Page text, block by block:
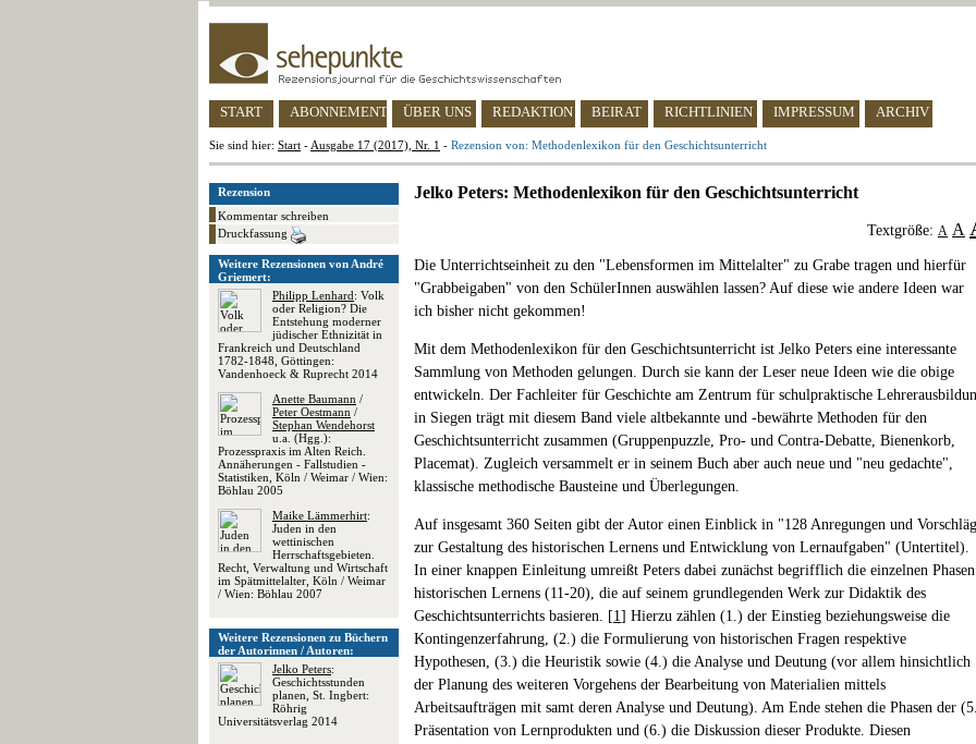
START ABONNEMENT ÜBER UNS REDAKTION BEIRAT RICHTLINIEN IMPRESSUM ARCHIV
Sie sind hier: Start - Ausgabe 17 (2017), Nr. 1 - Rezension von: Methodenlexikon für den Geschichtsunterricht
Rezension
Kommentar schreiben
Druckfassung
Weitere Rezensionen von André
Griemert:
Philipp Lenhard: Volk
oder Religion? Die
Entstehung moderner
jüdischer Ethnizität in
Frankreich und Deutschland
1782-1848, Göttingen:
Vandenhoeck & Ruprecht 2014
Anette Baumann /
Peter Oestmann /
Stephan Wendehorst
u.a. (Hgg.):
Prozesspraxis im Alten Reich.
Annäherungen - Fallstudien -
Statistiken, Köln / Weimar / Wien:
Böhlau 2005
Maike Lämmerhirt:
Juden in den
wettinischen
Herrschaftsgebieten.
Recht, Verwaltung und Wirtschaft
im Spätmittelalter, Köln / Weimar
/ Wien: Böhlau 2007
Weitere Rezensionen zu Büchern
der Autorinnen / Autoren:
Jelko Peters:
Geschichtsstunden
planen, St. Ingbert:
Röhrig
Universitätsverlag 2014
Jelko Peters: Methodenlexikon für den Geschichtsunterricht
Textgröße: A A
Die Unterrichtseinheit zu den "Lebensformen im Mittelalter" zu Grabe tragen und hierfür
"Grabbeigaben" von den SchülerInnen auswählen lassen? Auf diese wie andere Ideen war
ich bisher nicht gekommen!
Mit dem Methodenlexikon für den Geschichtsunterricht ist Jelko Peters eine interessante
Sammlung von Methoden gelungen. Durch sie kann der Leser neue Ideen wie die obige
entwickeln. Der Fachleiter für Geschichte am Zentrum für schulpraktische
in Siegen trägt mit diesem Band viele altbekannte und -bewährte Methoden für den
Geschichtsunterricht zusammen (Gruppenpuzzle, Pro- und Contra-Debatte, Bienenkorb,
Placemat). Zugleich versammelt er in seinem Buch aber auch neue und "neu gedachte",
klassische methodische Bausteine und Überlegungen.
Auf insgesamt 360 Seiten gibt der Autor einen Einblick in "128 Anregungen und
zur Gestaltung des historischen Lernens und Entwicklung von Lernaufgaben" (Untertitel).
In einer knappen Einleitung umreißt Peters dabei zunächst begrifflich die einzelnen Phasen
historischen Lernens (11-20), die auf seinem grundlegenden Werk zur Didaktik des
Geschichtsunterrichts basieren. [1] Hierzu zählen (1.) der Einstieg beziehungsweise die
Kontingenzerfahrung, (2.) die Formulierung von historischen Fragen respektive
Hypothesen, (3.) die Heuristik sowie (4.) die Analyse und Deutung (vor allem hinsichtlich
der Planung des weiteren Vorgehens der Bearbeitung von Materialien mittels
Arbeitsaufträgen mit samt deren Analyse und Deutung). Am Ende stehen die Phasen der
Präsentation von Lernprodukten und (6.) die Diskussion dieser Produkte. Diesen